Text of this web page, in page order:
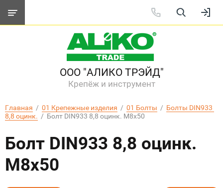
ООО "АЛИКО ТРЭЙД"
Крепёж и инструмент
Главная
  /
01 Крепежные изделия
  /
01 Болты
  /
Болты DIN933
8,8 оцинк.
  /  Болт DIN933 8,8 оцинк. M8х50
Болт DIN933 8,8 оцинк.
M8х50